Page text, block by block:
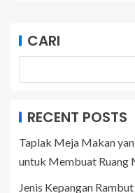
CARI
RECENT POSTS
Taplak Meja Makan
untuk Membuat Ruang
Jenis Kepangan